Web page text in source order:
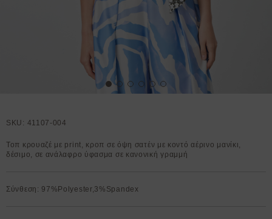
SKU: 41107-004
Τοπ κρουαζέ με print, κροπ σε όψη σατέν με κοντό αέρινο μανίκι,
δέσιμο, σε ανάλαφρο ύφασμα σε κανονική γραμμή
Σύνθεση: 97%Polyester,3%Spandex